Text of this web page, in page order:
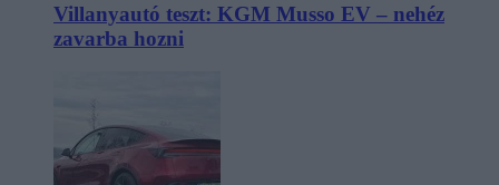
Villanyautó teszt: KGM Musso EV – nehéz
zavarba hozni